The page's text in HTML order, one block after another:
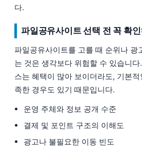
다.
파일공유사이트 선택 전 꼭 확
파일공유사이트를 고를 때 순위나 광
는 것은 생각보다 위험할 수 있습니
스는 혜택이 많아 보이더라도, 기본
족한 경우도 있기 때문입니다.
운영 주체와 정보 공개 수준
결제 및 포인트 구조의 이해도
광고나 불필요한 이동 빈도